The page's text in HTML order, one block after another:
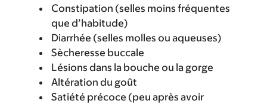
Constipation (selles moins fréquentes
que d’habitude)
Diarrhée (selles molles ou aqueuses)
Sècheresse buccale
Lésions dans la bouche ou la gorge
Altération du goût
Satiété précoce (peu après avoir